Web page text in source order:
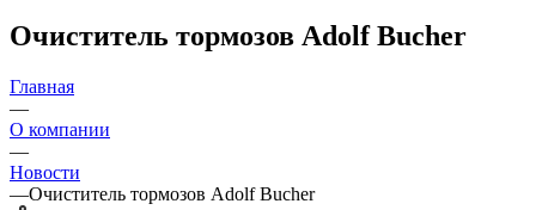
Очиститель тормозов Adolf Bucher
Главная
—
О компании
—
Новости
—Очиститель тормозов Adolf Bucher